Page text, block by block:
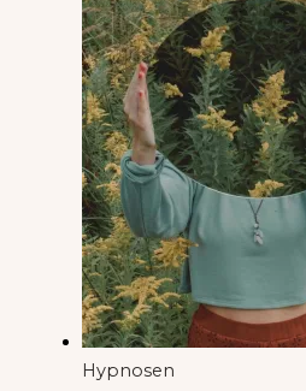
Hypnosen